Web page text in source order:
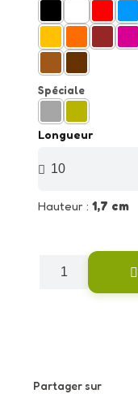
Spéciale
Longueur
Hauteur : 1,7 cm
Partager sur